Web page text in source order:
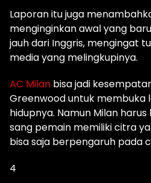
Laporan itu juga
menginginkan awal yang
jauh dari Inggris, mengingat
media yang melingkupinya.
AC Milan bisa jadi
Greenwood untuk
hidupnya. Namun Milan
sang pemain memiliki citra
bisa saja berpengaruh pada
4